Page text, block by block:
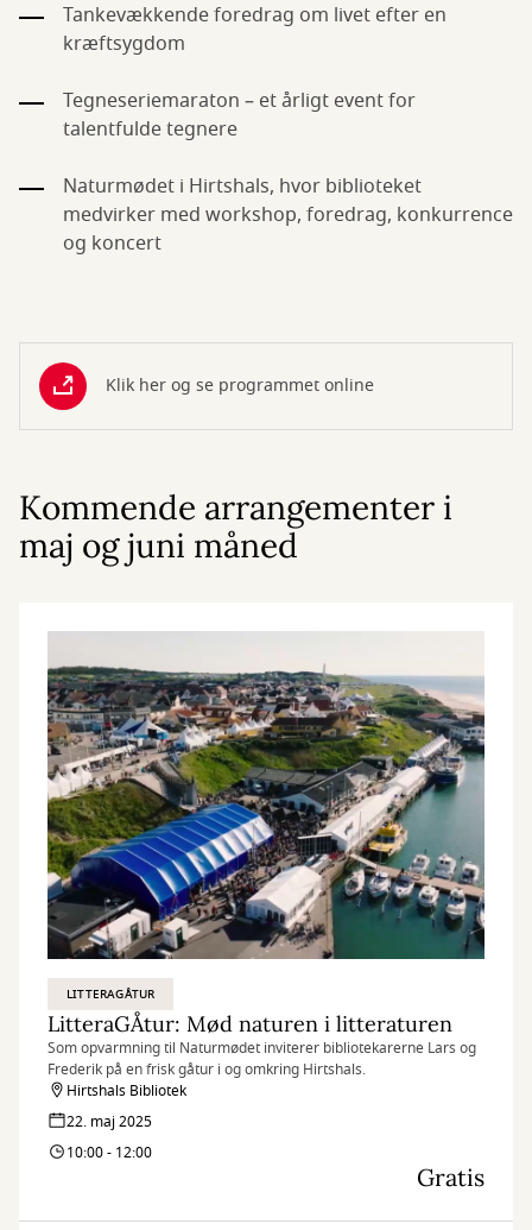
Tankevækkende foredrag om livet efter en
kræftsygdom
Tegneseriemaraton – et årligt event for
talentfulde tegnere
Naturmødet i Hirtshals, hvor biblioteket
medvirker med workshop, foredrag, konkurrence
og koncert
Klik her og se programmet online
Kommende arrangementer i
maj og juni måned
LITTERAGÅTUR
LitteraGÅtur: Mød naturen i litteraturen
Som opvarmning til Naturmødet inviterer bibliotekarerne Lars og
Frederik på en frisk gåtur i og omkring Hirtshals.
Hirtshals Bibliotek
22. maj 2025
10:00 - 12:00
Gratis